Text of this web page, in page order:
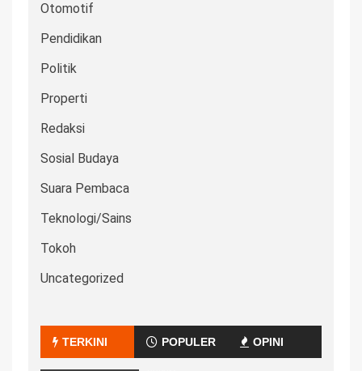
Otomotif
Pendidikan
Politik
Properti
Redaksi
Sosial Budaya
Suara Pembaca
Teknologi/Sains
Tokoh
Uncategorized
TERKINI POPULER OPINI